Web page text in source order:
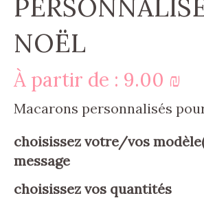
NOËL
À partir de : 9.00 ₪
Macarons personnalisés
choisissez votre/vos
message
choisissez vos quantités